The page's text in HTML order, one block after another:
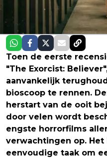
Toen de eerste
"The Exorcist:
aanvankelijk
bioscoop te rennen.
herstart van de ooit
door velen wordt
engste horrorfilms
verwachtingen op. Het
eenvoudige taak om